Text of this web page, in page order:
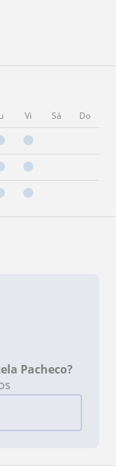
Vi Sá Do
Pacheco?